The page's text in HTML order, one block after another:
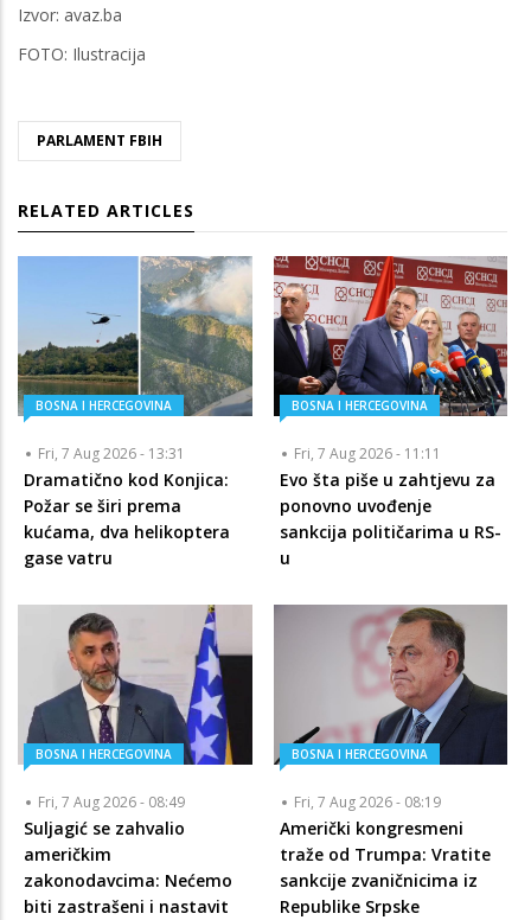
Izvor: avaz.ba
FOTO: Ilustracija
PARLAMENT FBIH
RELATED ARTICLES
BOSNA I HERCEGOVINA
Fri, 7 Aug 2026 - 13:31
Dramatično kod Konjica:
Požar se širi prema
kućama, dva helikoptera
gase vatru
BOSNA I HERCEGOVINA
Fri, 7 Aug 2026 - 11:11
Evo šta piše u zahtjevu za
ponovno uvođenje
sankcija političarima u RS-
u
BOSNA I HERCEGOVINA
Fri, 7 Aug 2026 - 08:49
Suljagić se zahvalio
američkim
zakonodavcima: Nećemo
biti zastrašeni i nastavit
BOSNA I HERCEGOVINA
Fri, 7 Aug 2026 - 08:19
Američki kongresmeni
traže od Trumpa: Vratite
sankcije zvaničnicima iz
Republike Srpske